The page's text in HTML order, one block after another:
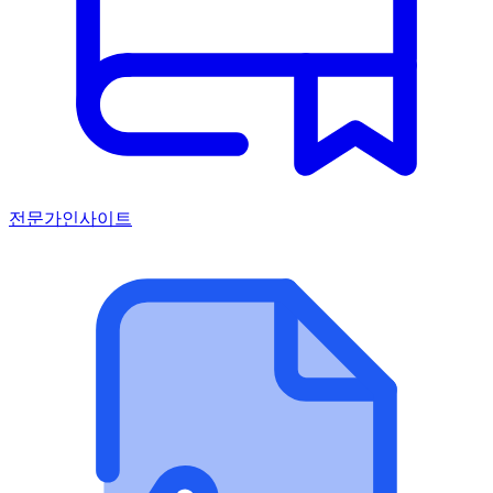
전문가인사이트